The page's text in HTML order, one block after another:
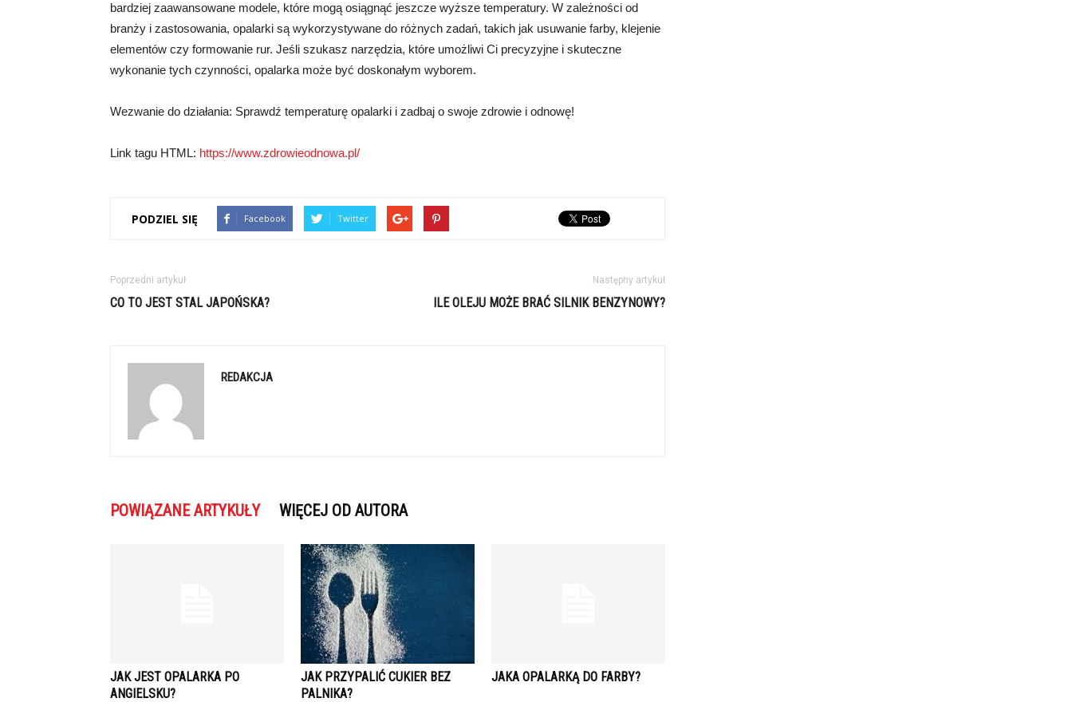
bardziej zaawansowane modele, które mogą osiągnąć jeszcze wyższe temperatury. W zależności od
branży i zastosowania, opalarki są wykorzystywane do różnych zadań, takich jak usuwanie farby, klejenie
elementów czy formowanie rur. Jeśli szukasz narzędzia, które umożliwi Ci precyzyjne i skuteczne
wykonanie tych czynności, opalarka może być doskonałym wyborem.
Wezwanie do działania: Sprawdź temperaturę opalarki i zadbaj o swoje zdrowie i odnowę!
Link tagu HTML: https://www.zdrowieodnowa.pl/
PODZIEL SIĘ Facebook Twitter
Poprzedni artykuł
CO TO JEST STAL JAPOŃSKA?
Następny artykuł
ILE OLEJU MOŻE BRAĆ SILNIK BENZYNOWY?
REDAKCJA
POWIĄZANE ARTYKUŁY WIĘCEJ OD AUTORA
JAK JEST OPALARKA PO
ANGIELSKU?
JAK PRZYPALIĆ CUKIER BEZ
PALNIKA?
JAKA OPALARKĄ DO FARBY?